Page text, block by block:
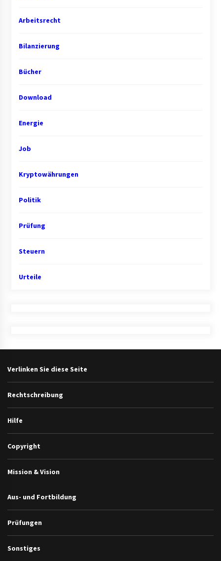
Arbeitsrecht
Bilanzierung
Bücher
Download
Energie
Job
Kryptowährungen
Politik
Prüfung
Steuern
Urteile
Verlinken Sie diese Seite
Rechtschreibung
Hilfe
Copyright
Mission & Vision
Aus- und Fortbildung
Prüfungen
Sonstiges